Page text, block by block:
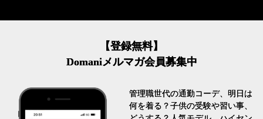
【登録無料】
Domaniメルマガ会員募集中
管理職世代の通勤コーデ、明日は
何を着る？子供の受験や習い事、